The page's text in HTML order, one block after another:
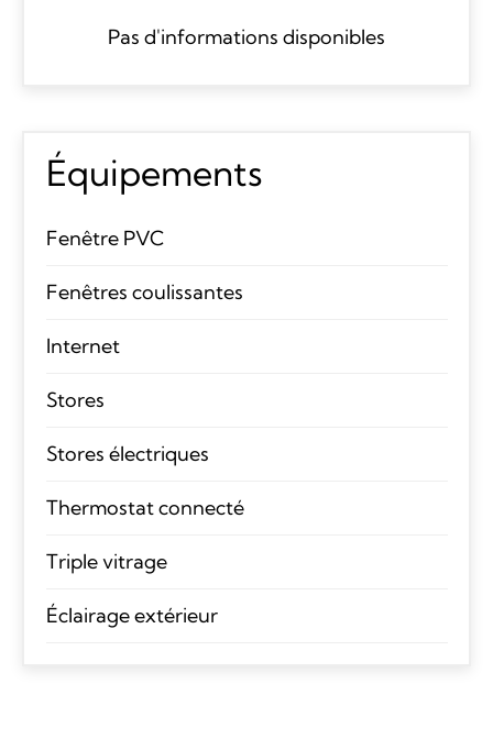
Pas d'informations disponibles
Équipements
Fenêtre PVC
Fenêtres coulissantes
Internet
Stores
Stores électriques
Thermostat connecté
Triple vitrage
Éclairage extérieur